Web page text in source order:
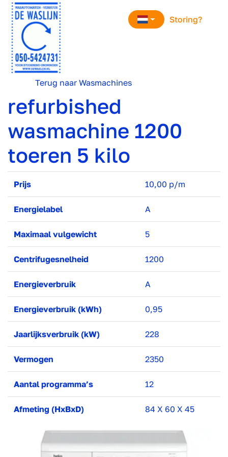
overslaan
Storing?
Terug naar Wasmachines
refurbished
wasmachine 1200
toeren 5 kilo
Prijs 10,00 p/m
Energielabel A
Maximaal vulgewicht 5
Centrifugesnelheid 1200
Energieverbruik A
Energieverbruik (kWh) 0,95
Jaarlijksverbruik (kW) 228
Vermogen 2350
Aantal programma’s 12
Afmeting (HxBxD) 84 X 60 X 45